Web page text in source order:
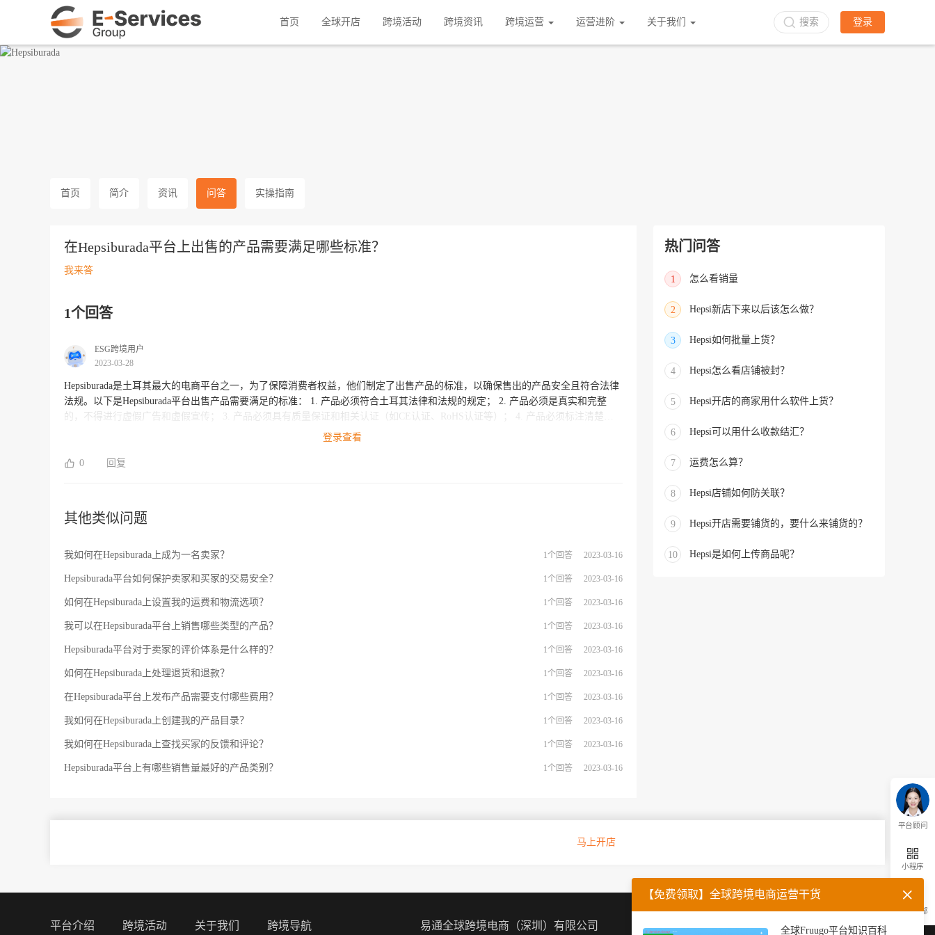
首页 全球开店 跨境活动 跨境资讯 跨境运营 运营进阶 关于我们 搜索 登录
土耳其国民级电商门户
首页 简介 资讯 问答 实操指南
在Hepsiburada平台上出售的产品需要满足哪些标准？
我来答
1个回答
ESG跨境用户
2023-03-28
Hepsiburada是土耳其最大的电商平台之一，为了保障消费者权益，他们制定了出售产品的标准，以确保售出的产品安全且符合法律
法规。以下是Hepsiburada平台出售产品需要满足的标准： 1. 产品必须符合土耳其法律和法规的规定； 2. 产品必须是真实和完整
的，不得进行虚假广告和虚假宣传； 3. 产品必须具有质量保证和相关认证（如CE认证、RoHS认证等）； 4. 产品必须标注清楚产
运营的信息。
登录查看
0 回复
其他类似问题
我如何在Hepsiburada上成为一名卖家？ 1个回答 2023-03-16
Hepsiburada平台如何保护卖家和买家的交易安全？ 1个回答 2023-03-16
如何在Hepsiburada上设置我的运费和物流选项？ 1个回答 2023-03-16
我可以在Hepsiburada平台上销售哪些类型的产品？ 1个回答 2023-03-16
Hepsiburada平台对于卖家的评价体系是什么样的？ 1个回答 2023-03-16
如何在Hepsiburada上处理退货和退款？ 1个回答 2023-03-16
在Hepsiburada平台上发布产品需要支付哪些费用？ 1个回答 2023-03-16
我如何在Hepsiburada上创建我的产品目录？ 1个回答 2023-03-16
我如何在Hepsiburada上查找买家的反馈和评论？ 1个回答 2023-03-16
Hepsiburada平台上有哪些销售量最好的产品类别？ 1个回答 2023-03-16
热门问答
1 怎么看销量
2 Hepsi新店下来以后该怎么做？
3 Hepsi如何批量上货？
4 Hepsi怎么看店铺被封？
5 Hepsi开店的商家用什么软件上货？
6 Hepsi可以用什么收款结汇？
7 运费怎么算？
8 Hepsi店铺如何防关联？
9 Hepsi开店需要铺货的，要什么来铺货的？
10 Hepsi是如何上传商品呢？
马上开店
平台顾问
小程序
返回顶部
平台介绍 跨境活动 关于我们 跨境导航 易通全球跨境电商（深圳）有限公司 企业微信 官方公众号
【免费领取】全球跨境电商运营干货
全球Fruugo平台知识百科